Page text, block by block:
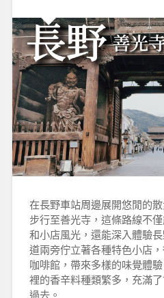
在長野車站周邊展開悠閒的
步行至善光寺，這條路線不
和小店風光，還能深入體驗
道兩旁佇立著各種特色小店
咖啡館，帶來多樣的味覺體
裡的香辛料種類繁多，充滿
過去。